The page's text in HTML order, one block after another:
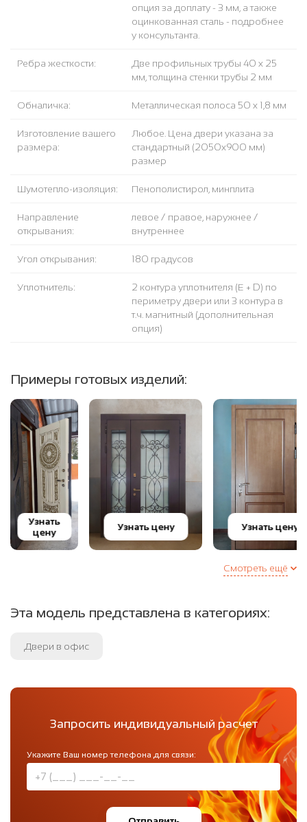
опция за доплату - 3 мм, а также
оцинкованная сталь - подробнее
у консультанта.
Ребра жесткости:
Две профильных трубы 40 х 25
мм, толщина стенки трубы 2 мм
Обналичка: Металлическая полоса 50 х 1,8 мм
Изготовление вашего
размера:
Любое. Цена двери указана за
стандартный (2050x900 мм)
размер
Шумотепло-изоляция: Пенополистирол, минплита
Направление
открывания:
левое / правое, наружнее /
внутреннее
Угол открывания: 180 градусов
Уплотнитель:
2 контура уплотнителя (Е + D) по
периметру двери или 3 контура в
т.ч. магнитный (дополнительная
опция)
Примеры готовых изделий:
Узнать
цену
Узнать цену Узнать цену
Смотреть ещё
Эта модель представлена в категориях:
Двери в офис
Запросить индивидуальный расчет
Укажите Ваш номер телефона для связи: